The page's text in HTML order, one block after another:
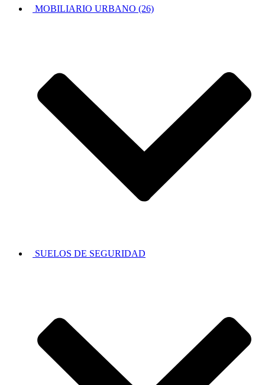
MOBILIARIO URBANO (26)
SUELOS DE SEGURIDAD